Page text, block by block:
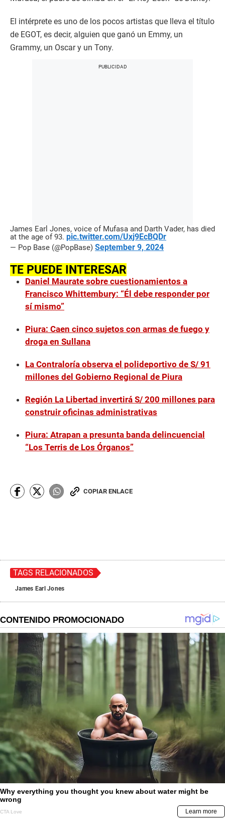
El intérprete es uno de los pocos artistas que lleva el título
de EGOT, es decir, alguien que ganó un Emmy, un
Grammy, un Oscar y un Tony.
James Earl Jones, voice of Mufasa and Darth Vader, has died
at the age of 93. pic.twitter.com/Uxj9EcBQDr
— Pop Base (@PopBase) September 9, 2024
TE PUEDE INTERESAR
Daniel Maurate sobre cuestionamientos a
Francisco Whittembury: “Él debe responder por
sí mismo”
Piura: Caen cinco sujetos con armas de fuego y
droga en Sullana
La Contraloría observa el polideportivo de S/ 91
millones del Gobierno Regional de Piura
Región La Libertad invertirá S/ 200 millones para
construir oficinas administrativas
Piura: Atrapan a presunta banda delincuencial
“Los Terris de Los Órganos”
COPIAR ENLACE
TAGS RELACIONADOS
James Earl Jones